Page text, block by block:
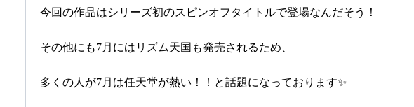
今回の作品はシリーズ初のスピンオフタイトルで登場なんだそう！
その他にも7月にはリズム天国も発売されるため、
多くの人が7月は任天堂が熱い！！と話題になっております✨